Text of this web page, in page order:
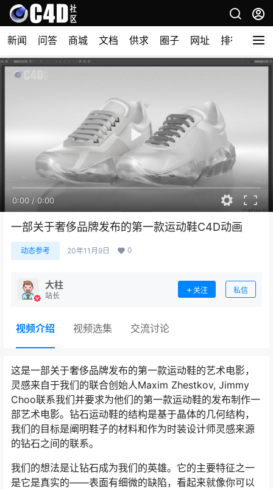
新闻 问答 商城 文档 供求 圈子 网址 排行榜
0:00 / 0:00
一部关于奢侈品牌发布的第一款运动鞋C4D动画
动态参考 20年11月9日 0
大柱
站长
关注 私信
视频介绍 视频选集 交流讨论
这是一部关于奢侈品牌发布的第一款运动鞋的艺术电影，
灵感来自于我们的联合创始人Maxim Zhestkov, Jimmy
Choo联系我们并要求为他们的第一款运动鞋的发布制作一
部艺术电影。钻石运动鞋的结构是基于晶体的几何结构，
我们的目标是阐明鞋子的材料和作为时装设计师灵感来源
的钻石之间的联系。
我们的想法是让钻石成为我们的英雄。它的主要特征之一
是它是真实的——表面有细微的缺陷，看起来就像你可以